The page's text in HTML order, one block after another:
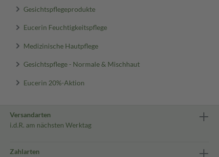
Gesichtspflegeprodukte
Eucerin Feuchtigkeitspflege
Medizinische Hautpflege
Gesichtspflege - Normale & Mischhaut
Eucerin 20%-Aktion
Versandarten
i.d.R. am nächsten Werktag
Zahlarten